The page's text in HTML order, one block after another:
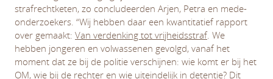
strafrechtketen, zo concludeerden Arjen, Petra en mede-
onderzoekers. “Wij hebben daar een kwantitatief rapport
over gemaakt: Van verdenking tot vrijheidsstraf. We
hebben jongeren en volwassenen gevolgd, vanaf het
moment dat ze bij de politie verschijnen: wie komt er bij het
OM, wie bij de rechter en wie uiteindelijk in detentie? Dit